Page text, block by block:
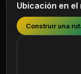
Ubicación en el
Construir una